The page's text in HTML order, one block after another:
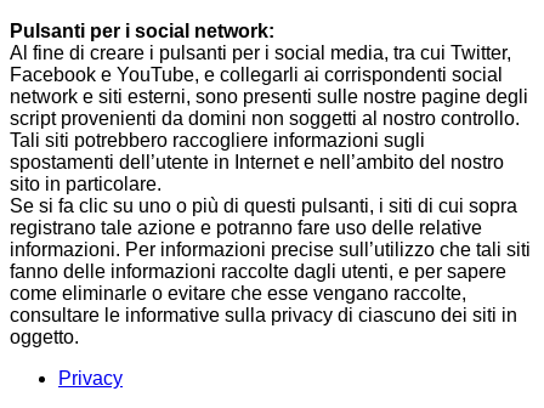
Pulsanti per i social network:
Al fine di creare i pulsanti per i social media, tra cui Twitter,
Facebook e YouTube, e collegarli ai corrispondenti social
network e siti esterni, sono presenti sulle nostre pagine degli
script provenienti da domini non soggetti al nostro controllo.
Tali siti potrebbero raccogliere informazioni sugli
spostamenti dell’utente in Internet e nell’ambito del nostro
sito in particolare.
Se si fa clic su uno o più di questi pulsanti, i siti di cui sopra
registrano tale azione e potranno fare uso delle relative
informazioni. Per informazioni precise sull’utilizzo che tali siti
fanno delle informazioni raccolte dagli utenti, e per sapere
come eliminarle o evitare che esse vengano raccolte,
consultare le informative sulla privacy di ciascuno dei siti in
oggetto.
Privacy